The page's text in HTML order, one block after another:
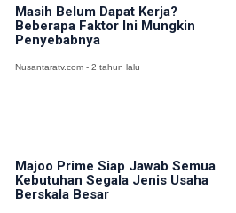
Masih Belum Dapat Kerja?
Beberapa Faktor Ini Mungkin
Penyebabnya
Nusantaratv.com - 2 tahun lalu
Majoo Prime Siap Jawab Semua
Kebutuhan Segala Jenis Usaha
Berskala Besar